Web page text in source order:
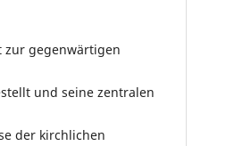
zur gegenwärtigen
und seine zentralen
der kirchlichen